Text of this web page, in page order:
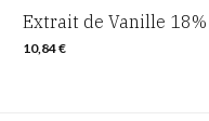
Extrait de Vanille
10,84€